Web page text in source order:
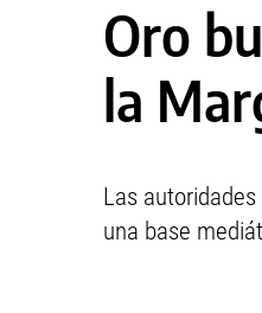
Oro
la
Las
una base